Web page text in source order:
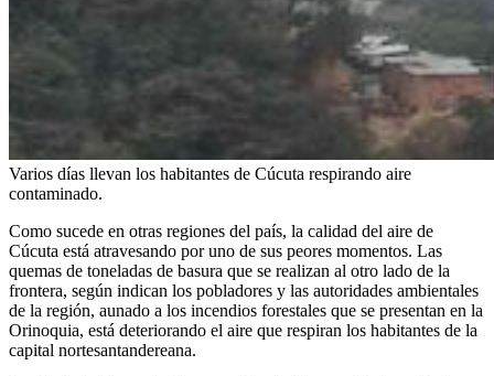
Varios días llevan los habitantes de Cúcuta respirando aire
contaminado.
Como sucede en otras regiones del país, la calidad del aire de
Cúcuta está atravesando por uno de sus peores momentos. Las
quemas de toneladas de basura que se realizan al otro lado de la
frontera, según indican los pobladores y las autoridades ambientales
de la región, aunado a los incendios forestales que se presentan en la
Orinoquia, está deteriorando el aire que respiran los habitantes de la
capital nortesantandereana.